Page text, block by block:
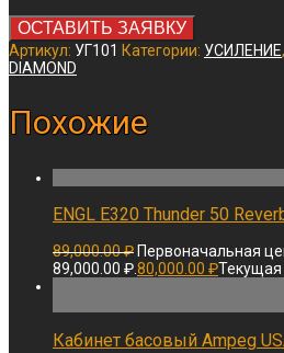
ОСТАВИТЬ ЗАЯВКУ
Артикул: УГ101 Категории: УСИЛЕНИЕ,
DIAMOND
Похожие
ENGL E320 Thunder 50
89,000.00₽ Первоначальная
89,000.00 ₽.80,000.00 ₽Текущая
Кабинет басовый Ampeg